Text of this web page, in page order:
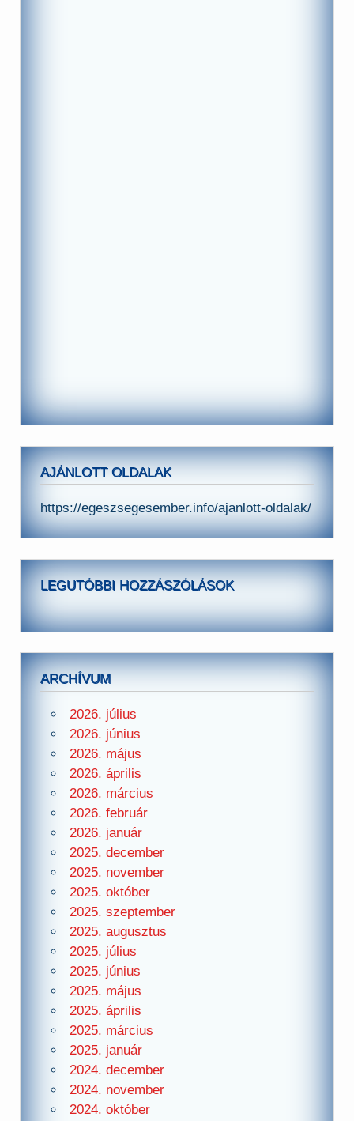
AJÁNLOTT OLDALAK
https://egeszsegesember.info/ajanlott-oldalak/
LEGUTÓBBI HOZZÁSZÓLÁSOK
ARCHÍVUM
2026. július
2026. június
2026. május
2026. április
2026. március
2026. február
2026. január
2025. december
2025. november
2025. október
2025. szeptember
2025. augusztus
2025. július
2025. június
2025. május
2025. április
2025. március
2025. január
2024. december
2024. november
2024. október